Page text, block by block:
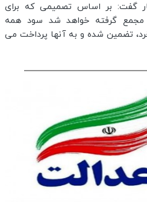
گفت: بر اساس تصمیمی که برای
گرفته خواهد شد سود همه
تضمین شده و به آنها پرداخت می